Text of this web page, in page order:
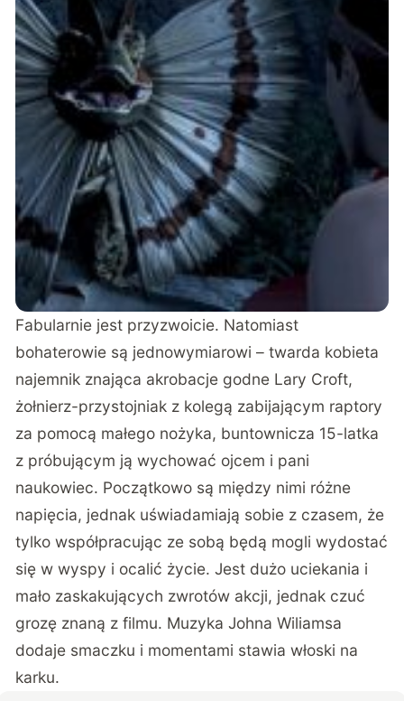
Fabularnie jest przyzwoicie. Natomiast
bohaterowie są jednowymiarowi – twarda kobieta
najemnik znająca akrobacje godne Lary Croft,
żołnierz-przystojniak z kolegą zabijającym raptory
za pomocą małego nożyka, buntownicza 15-latka
z próbującym ją wychować ojcem i pani
naukowiec. Początkowo są między nimi różne
napięcia, jednak uświadamiają sobie z czasem, że
tylko współpracując ze sobą będą mogli wydostać
się w wyspy i ocalić życie. Jest dużo uciekania i
mało zaskakujących zwrotów akcji, jednak czuć
grozę znaną z filmu. Muzyka Johna Wiliamsa
dodaje smaczku i momentami stawia włoski na
karku.